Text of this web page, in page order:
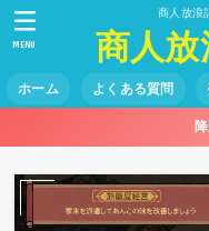
商人放浪
商人
ホーム よくある質問
MENU